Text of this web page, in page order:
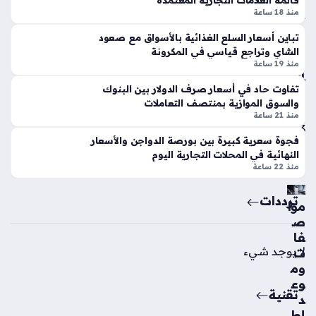
الأ
هل
ي
لض
م
الم
وه
بة
ثاب
يلو
ما
سي
كو
منذ
4
سا
عا
ت
س
ط
س
الح
ال
ي
منذ
13
سا
عة
موا
ص
فا
ت
وم
وع
د
منذ 18 ساعة
تباين أسعار السلع الغذائية بالأسواق مع صعود
الشاي وتراجع قياسي في المكرونة
منذ 19 ساعة
تفاوت حاد في أسعار صرف الدولار بين البنوك
والسوق الموازية بمنتصف التعاملات
منذ 21 ساعة
فجوة سعرية كبيرة بين بورصة الدواجن والأسعار
النهائية في المحلات التجارية اليوم
منذ 22 ساعة
ترددات
لا يوجد شيء
تقنية